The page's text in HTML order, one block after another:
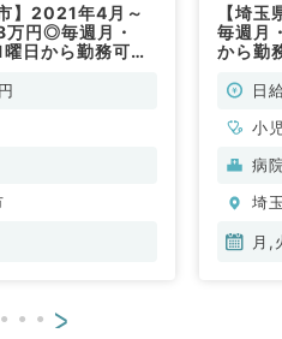
】2021年4月～
円◎毎週月・
日から勤務可能
）
【埼
毎週月
から勤
日
小
病
埼
月,
>